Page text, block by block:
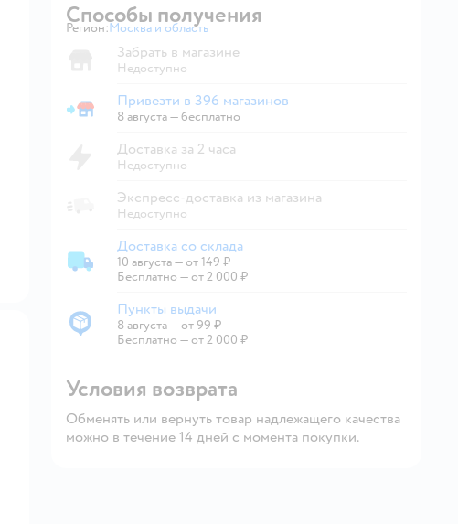
Способы получения
Регион: Выбор адреса доставки.
Москва и область
Забрать в магазине
Недоступно
Привезти в магазин
Привезти в 396 магазинов
8 августа—бесплатно
Доставка за 2 часа
Недоступно
Экспресс-доставка из магазина
Недоступно
Доставка со склада
Доставка со склада
10 августа—от 149 ₽
Бесплатно — от 2 000 ₽
Пункты выдачи
Пункты выдачи
8 августа—от 99 ₽
Бесплатно — от 2 000 ₽
Условия возврата
Обменять или вернуть товар надлежащего качества
можно в течение 14 дней с момента покупки.